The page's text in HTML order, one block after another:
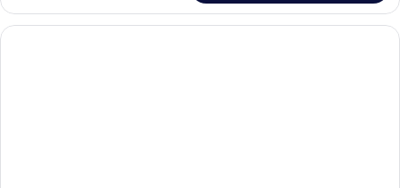
2
letti
queen